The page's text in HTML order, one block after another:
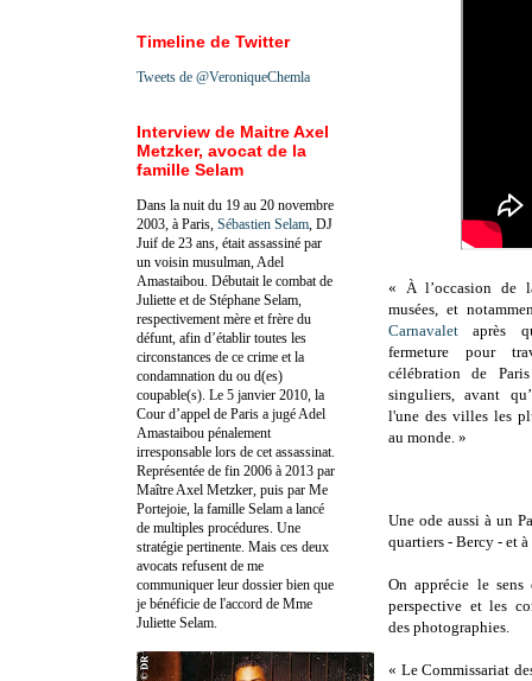
« À l’occasion de
musées, et
Carnavalet après
fermeture pour
célébration de
singuliers, avant
l'une des villes les
au monde. »
Une ode aussi à un
quartiers - Bercy - et
On apprécie le sens
perspective et les
des photographies.
« Le Commissariat
Timeline de Twitter
Tweets de @VeroniqueChemla
Interview de Maitre Axel
Metzker, avocat de la
famille Selam
Dans la nuit du 19 au 20 novembre
2003, à Paris, Sébastien Selam , DJ
Juif de 23 ans, était assassiné par
un voisin musulman, Adel
Amastaibou. Débutait le combat de
Juliette et de Stéphane Selam,
respectivement mère et frère du
défunt, afin d’établir toutes les
circonstances de ce crime et la
condamnation du ou d(es)
coupable(s). Le 5 janvier 2010, la
Cour d’appel de Paris a jugé Adel
Amastaibou pénalement
irresponsable lors de cet assassinat.
Représentée de fin 2006 à 2013 par
Maître Axel Metzker, puis par Me
Portejoie, la famille Selam a lancé
de multiples procédures. Une
stratégie pertinente. Mais ces deux
avocats refusent de me
communiquer leur dossier bien que
je bénéficie de l'accord de Mme
Juliette Selam.